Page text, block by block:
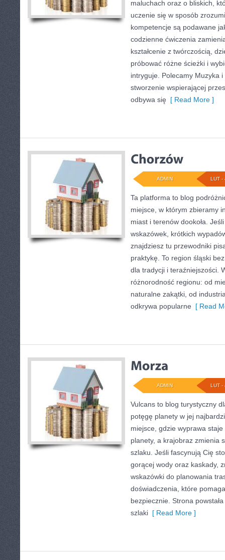
maluchach oraz o bliskich,
uczenie się w sposób
kompetencje są podawane
codzienne ćwiczenia
kształcenie z twórczością,
próbować różne ścieżki i
intryguje. Polecamy Muzyka
stworzenie wspierającej
odbywa się [ Read More ]
LUT -
ADMIN
Ta platforma to blog
miejsce, w którym zbieramy
miast i terenów dookoła.
wskazówek, krótkich
znajdziesz tu przewodniki
praktykę. To region śląski
dla tradycji i teraźniejszości.
różnorodność regionu: od
naturalne zakątki, od
odkrywa popularne [ Read
LUT -
ADMIN
Vulcans to blog turystyczny
potęgę planety w jej
miejsce, gdzie wyprawa
planety, a krajobraz zmienia
szlaku. Jeśli fascynują Cię
gorącej wody oraz kaskady,
wskazówki do planowania
doświadczenia, które
bezpiecznie. Strona
szlaki [ Read More ]